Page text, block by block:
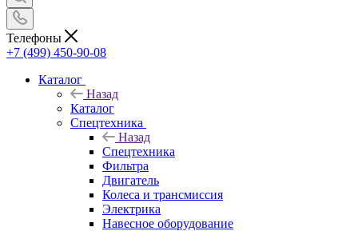
Телефоны
+7 (499) 450-90-08
Каталог
Назад
Каталог
Спецтехника
Назад
Спецтехника
Фильтра
Двигатель
Колеса и трансмиссия
Электрика
Навесное оборудование